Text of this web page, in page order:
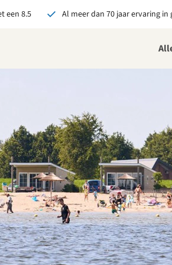
een 8.5 Al meer dan 70 jaar ervaring in
De beste prijsgarantie
Exclusieve voordelen
Persoonlijk contact
alle voordelen